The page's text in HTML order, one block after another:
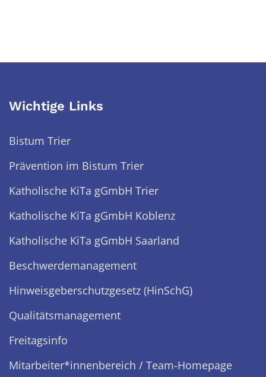
Wichtige Links
Bistum Trier
Prävention im Bistum Trier
Katholische KiTa gGmbH Trier
Katholische KiTa gGmbH Koblenz
Katholische KiTa gGmbH Saarland
Beschwerdemanagement
Hinweisgeberschutzgesetz (HinSchG)
Qualitätsmanagement
Freitagsinfo
Mitarbeiter*innenbereich / Team-Homepage